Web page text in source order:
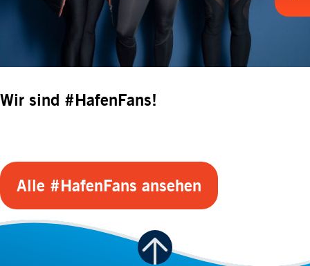
Wir sind #HafenFans!
Alle #HafenFans ansehen